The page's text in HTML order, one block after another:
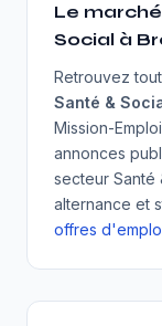
Le
Social à
Retrouvez
Santé &
Mission-
annonces
secteur Santé
alternance et
offres